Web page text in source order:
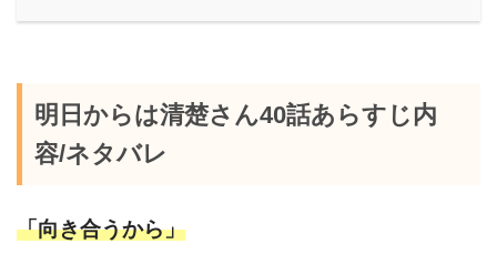
明日からは清楚さん40話あらすじ内
容/ネタバレ
「向き合うから」